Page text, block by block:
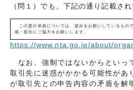
（問１）でも、下記の通り記載され
この度の依頼については、提出をお願いしているもの
成・提出にご協力をお願いします。
https://www.nta.go.jp/about/
なお、強制ではないからといっ
取引先に迷惑がかかる可能性があ
が取引先との申告内容の矛盾を解